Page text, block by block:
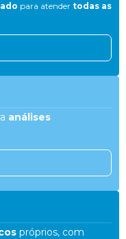
para atender todas as
análises
próprios, com